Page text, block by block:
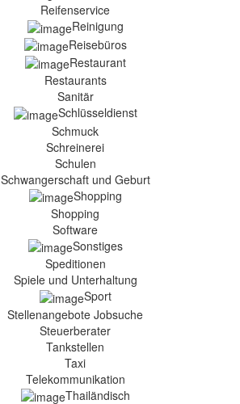
Reifenservice
Reinigung
Reisebüros
Restaurant
Restaurants
Sanitär
Schlüsseldienst
Schmuck
Schreinerei
Schulen
Schwangerschaft und Geburt
Shopping
Shopping
Software
Sonstiges
Speditionen
Spiele und Unterhaltung
Sport
Stellenangebote Jobsuche
Steuerberater
Tankstellen
Taxi
Telekommunikation
Thailändisch